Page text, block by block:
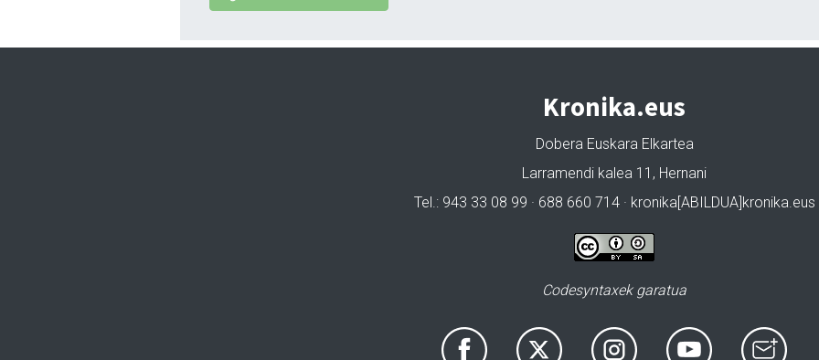
Kronika.eus
Dobera Euskara Elkartea
Larramendi kalea 11, Hernani
Tel.: 943 33 08 99 · 688 660 714 · kronika[ABILDUA]kronika.eus
Codesyntaxek garatua